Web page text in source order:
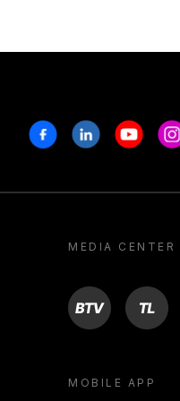
FacebookLinkedinYoutube
MEDIA CENTER
BTV TL
MOBILE APP